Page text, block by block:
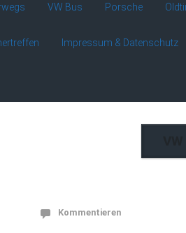
VW Bus Porsche
Impressum & Datenschutz
Kommentieren